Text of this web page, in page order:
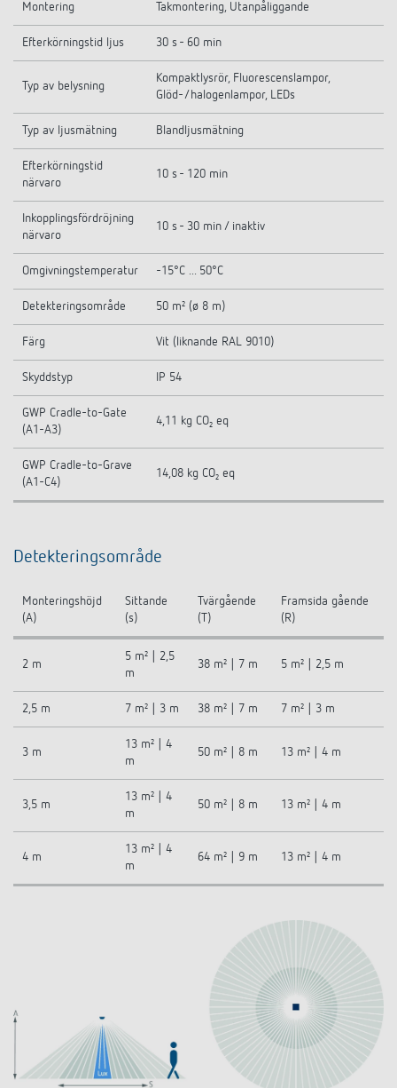
Montering Takmontering, Utanpåliggande
Efterkörningstid ljus 30 s - 60 min
Typ av belysning
Kompaktlysrör, Fluorescenslampor,
Glöd-/halogenlampor, LEDs
Typ av ljusmätning Blandljusmätning
Efterkörningstid
närvaro
10 s - 120 min
Inkopplingsfördröjning
närvaro
10 s - 30 min / inaktiv
Omgivningstemperatur -15°C ... 50°C
Detekteringsområde 50 m² (ø 8 m)
Färg Vit (liknande RAL 9010)
Skyddstyp IP 54
GWP Cradle-to-Gate
(A1-A3)
4,11 kg CO₂ eq
GWP Cradle-to-Grave
(A1-C4)
14,08 kg CO₂ eq
Detekteringsområde
Monteringshöjd
(A)
Sittande
(s)
Tvärgående
(T)
Framsida gående
(R)
2 m
5 m² | 2,5
m
38 m² | 7 m 5 m² | 2,5 m
2,5 m 7 m² | 3 m 38 m² | 7 m 7 m² | 3 m
3 m
13 m² | 4
m
50 m² | 8 m 13 m² | 4 m
3,5 m
13 m² | 4
m
50 m² | 8 m 13 m² | 4 m
4 m
13 m² | 4
m
64 m² | 9 m 13 m² | 4 m